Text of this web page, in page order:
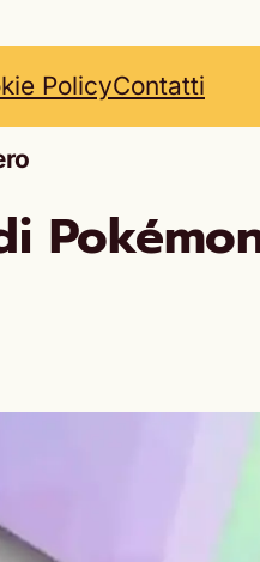
PolicyContatti